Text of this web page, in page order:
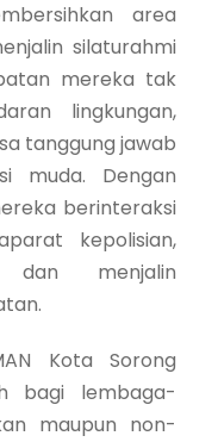
area
silaturahmi
mereka tak
lingkungan,
tanggung jawab
muda. Dengan
berinteraksi
kepolisian,
dan menjalin
Kota Sorong
bagi lembaga-
maupun non-